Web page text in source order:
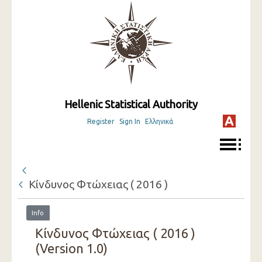
Hellenic Statistical Authority
Register Sign In Ελληνικά
Κίνδυνος Φτώχειας ( 2016 )
Info
Κίνδυνος Φτώχειας ( 2016 )
(Version 1.0)